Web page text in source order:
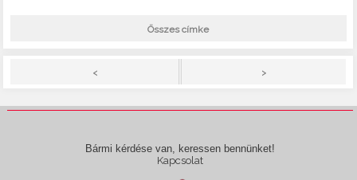
Összes címke
< >
Bármi kérdése van, keressen bennünket!
Kapcsolat